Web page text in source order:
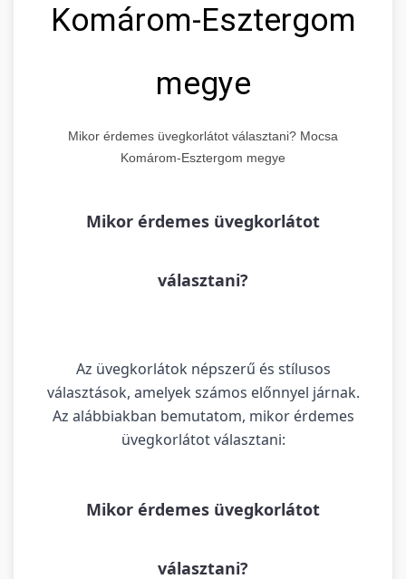
Komárom-Esztergom
megye
Mikor érdemes üvegkorlátot választani? Mocsa
Komárom-Esztergom megye
Mikor érdemes üvegkorlátot
választani?
Az üvegkorlátok népszerű és stílusos
választások, amelyek számos előnnyel járnak.
Az alábbiakban bemutatom, mikor érdemes
üvegkorlátot választani:
Mikor érdemes üvegkorlátot
választani?